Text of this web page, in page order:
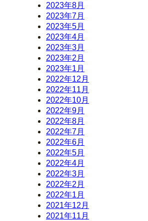
2023年8月
2023年7月
2023年5月
2023年4月
2023年3月
2023年2月
2023年1月
2022年12月
2022年11月
2022年10月
2022年9月
2022年8月
2022年7月
2022年6月
2022年5月
2022年4月
2022年3月
2022年2月
2022年1月
2021年12月
2021年11月